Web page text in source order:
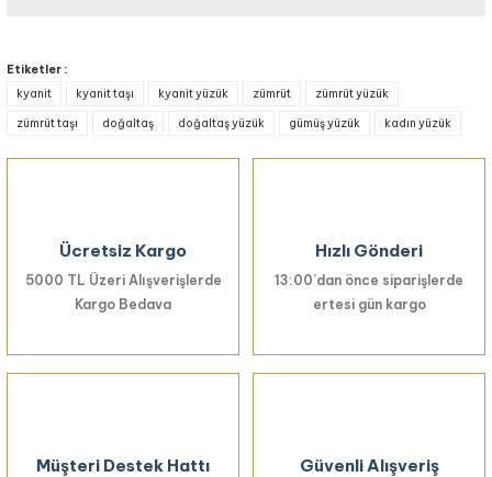
Görüş ve önerileriniz için teşekkür ederiz.
Ürün resmi kalitesiz, bozuk veya görüntülenemiyor.
Ürün fiyatı diğer sitelerden daha pahalı.
Bu ürüne benzer farklı alternatifler olmalı.
Etiketler :
kyanit
kyanit taşı kyanit yüzük zümrüt zümrüt yüzük
zümrüt taşı doğaltaş doğaltaş yüzük gümüş yüzük kadın yüzük
Ücretsiz Kargo
5000 TL Üzeri Alışverişlerde
Kargo Bedava
Hızlı Gönderi
13:00’dan önce siparişlerde
ertesi gün kargo
Müşteri Destek Hattı Güvenli Alışveriş